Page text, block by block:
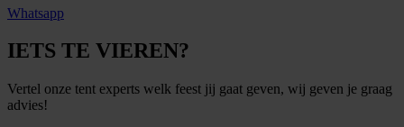
Whatsapp
IETS TE VIEREN?
Vertel onze tent experts welk feest jij gaat geven, wij geven je graag
advies!